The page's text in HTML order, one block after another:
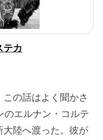
テカ
の話はよく聞かさ
のエルナン・コルテ
陸へ渡った。彼が